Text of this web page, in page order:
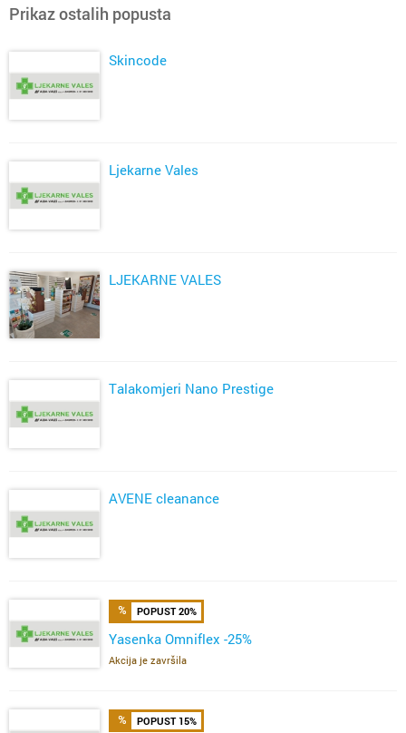
Prikaz ostalih popusta
Skincode
Ljekarne Vales
LJEKARNE VALES
Talakomjeri Nano Prestige
AVENE cleanance
POPUST 20%
Yasenka Omniflex -25%
Akcija je završila
POPUST 15%